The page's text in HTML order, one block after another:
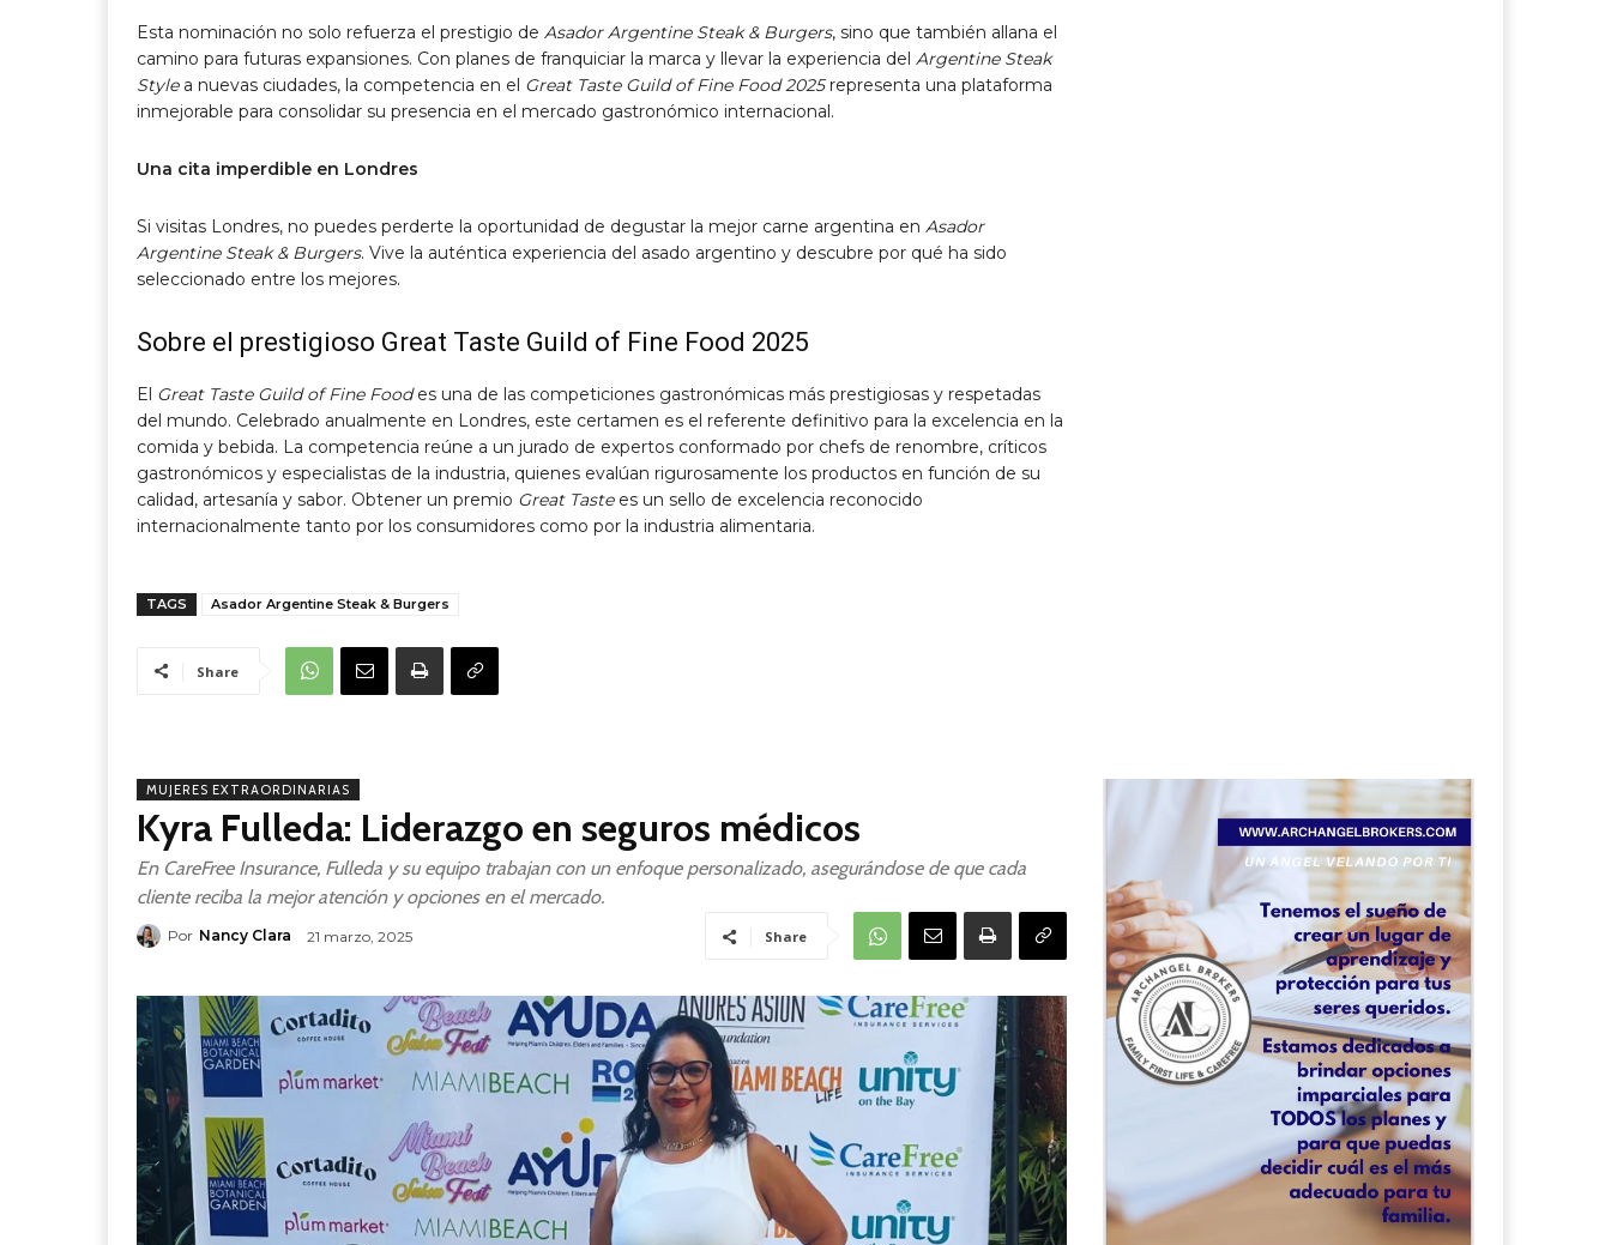
Esta nominación no solo refuerza el prestigio de Asador Argentine Steak & Burgers, sino que también allana el
camino para futuras expansiones. Con planes de franquiciar la marca y llevar la experiencia del Argentine Steak
Stylea nuevas ciudades, la competencia en el Great Taste Guild of Fine Food 2025representa una plataforma
inmejorable para consolidar su presencia en el mercado gastronómico internacional.
Una cita imperdible en Londres
Si visitas Londres, no puedes perderte la oportunidad de degustar la mejor carne argentina en Asador
Argentine Steak & Burgers. Vive la auténtica experiencia del asado argentino y descubre por qué ha sido
seleccionado entre los mejores.
Sobre el prestigioso Great Taste Guild of Fine Food 2025
El Great Taste Guild of Fine Foodes una de las competiciones gastronómicas más prestigiosas y respetadas
del mundo. Celebrado anualmente en Londres, este certamen es el referente definitivo para la excelencia en la
comida y bebida. La competencia reúne a un jurado de expertos conformado por chefs de renombre, críticos
gastronómicos y especialistas de la industria, quienes evalúan rigurosamente los productos en función de su
calidad, artesanía y sabor. Obtener un premio Great Tastees un sello de excelencia reconocido
internacionalmente tanto por los consumidores como por la industria alimentaria.
TAGS Asador Argentine Steak & Burgers
Share